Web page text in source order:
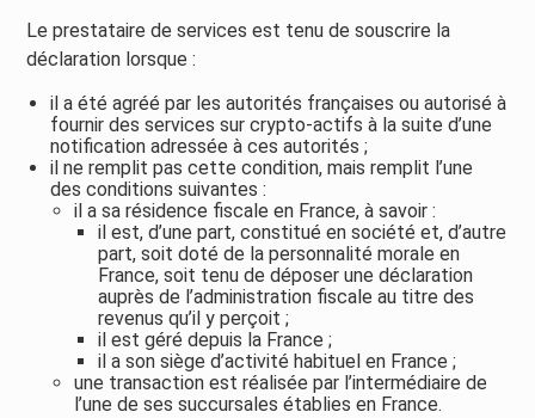
Le prestataire de services est tenu de souscrire la
déclaration lorsque :
il a été agréé par les autorités françaises ou autorisé à
fournir des services sur crypto-actifs à la suite d’une
notification adressée à ces autorités ;
il ne remplit pas cette condition, mais remplit l’une
des conditions suivantes :
il a sa résidence fiscale en France, à savoir :
il est, d’une part, constitué en société et, d’autre
part, soit doté de la personnalité morale en
France, soit tenu de déposer une déclaration
auprès de l’administration fiscale au titre des
revenus qu’il y perçoit ;
il est géré depuis la France ;
il a son siège d’activité habituel en France ;
une transaction est réalisée par l’intermédiaire de
l’une de ses succursales établies en France.